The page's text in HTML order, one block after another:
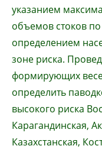
указанием
объемов стоков
определением
зоне риска.
формирующих
определить
высокого риска
Карагандинская,
Казахстанская,